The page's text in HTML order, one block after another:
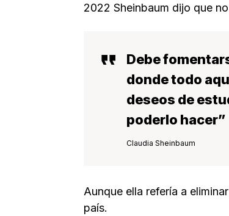
2022 Sheinbaum dijo que
Debe
donde todo
deseos de
poderlo hacer”
Claudia Sheinbaum
Aunque ella refería a
país.